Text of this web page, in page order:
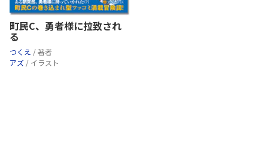
町民C、勇者様に拉致され
る
つくえ / 著者
アズ / イラスト